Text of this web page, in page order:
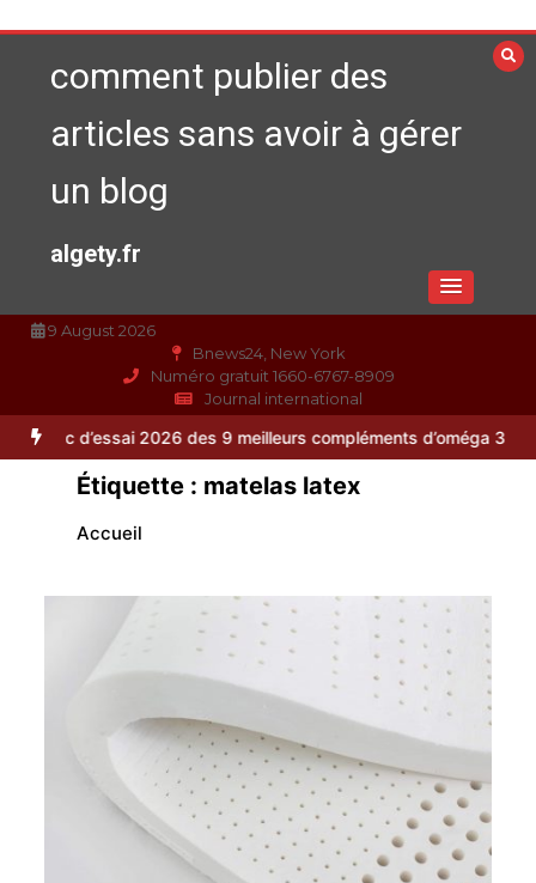
au
contenucomment publier des
articles sans avoir à gérer
un blog
algety.fr
9 August 2026
Bnews24, New York
Numéro gratuit 1660-6767-8909
Journal international
des 9 meilleurs compléments d’oméga 3 Alimentation
Étiquette : matelas latex
Accueil
Vitalité au quotidien : découvrez notre
banc d’essai 2026 des 9 meilleurs
compléments d’oméga 3
0 24 minutes
Paysagiste à Sainte-Eulalie : ce qui